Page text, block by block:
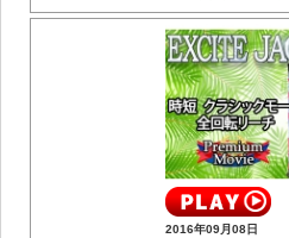
2016年09月08日